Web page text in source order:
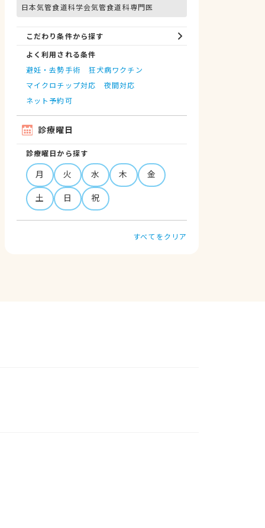
日本気管食道科学会気管食道科専門医
こだわり条件から探す
よく利用される条件
避妊・去勢手術
狂犬病ワクチン
マイクロチップ対応
夜間対応
ネット予約可
診療曜日
診療曜日から探す
月 火 水 木
金
土
日 祝
すべてをクリア